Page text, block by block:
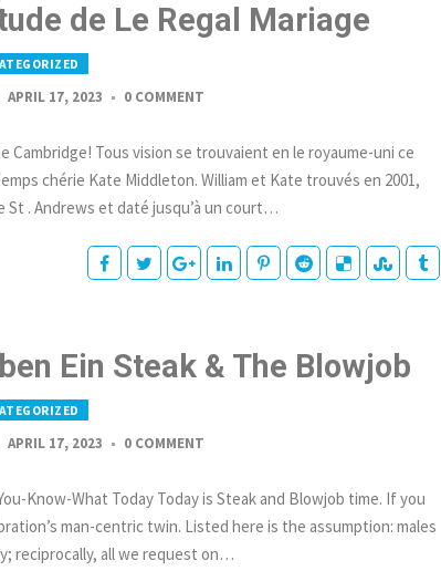
de Le Regal Mariage
APRIL 17, 2023 0 COMMENT
Tous vision se trouvaient en le royaume-uni ce
chérie Kate Middleton. William et Kate trouvés en 2001,
St . Andrews et daté jusqu’à un court…
Ein Steak & The Blowjob
APRIL 17, 2023 0 COMMENT
Know-What Today Today is Steak and Blowjob time. If you
man-centric twin. Listed here is the assumption: males
reciprocally, all we request on…